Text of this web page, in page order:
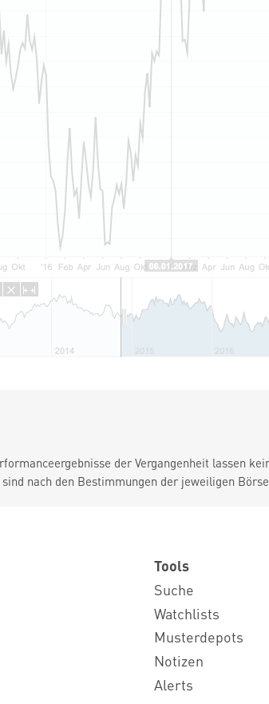
der Vergangenheit lassen
nach den Bestimmungen der jeweiligen
Tools
Suche
Watchlists
Musterdepots
Notizen
Alerts